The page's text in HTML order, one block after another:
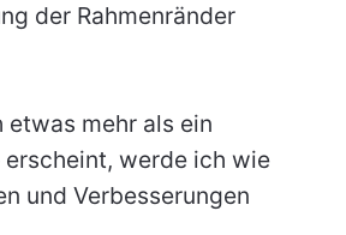
der Rahmenränder
mehr als ein
werde ich wie
und Verbesserungen